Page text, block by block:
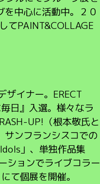
中心に活動中。２０
てPAINT&COLLAGE
ザイナー。ERECT
日』入選。様々なラ
UP!（根本敬氏と
サンフランシスコでの
」、単独作品集
ションでライブコラー
て個展を開催。